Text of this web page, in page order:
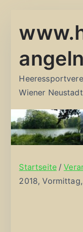
Inhalt
Wiener Neustadt
Startseite
2018,